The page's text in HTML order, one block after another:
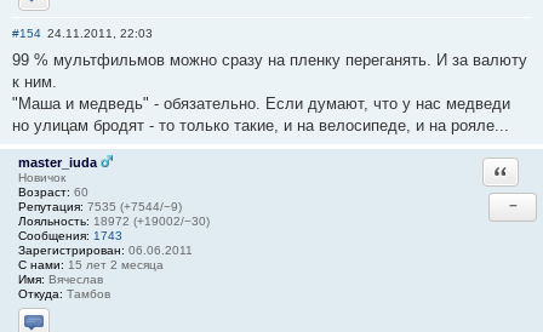
Отправить личное сообщение
#154 24.11.2011, 22:03
99 % мультфильмов можно сразу на пленку переганять. И за валюту
к ним.
"Маша и медведь" - обязательно. Если думают, что у нас медведи
но улицам бродят - то только такие, и на велосипеде, и на рояле...
master_iuda
Новичок
Возраст: 60
Репутация: 7535 (+7544/−9)
Лояльность: 18972 (+19002/−30)
Сообщения: 1743
Зарегистрирован: 06.06.2011
С нами: 15 лет 2 месяца
Имя: Вячеслав
Откуда: Тамбов
−